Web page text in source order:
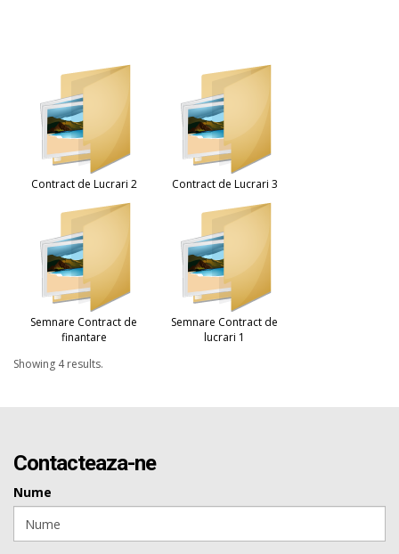
Contract de Lucrari 2 Contract de Lucrari 3
Semnare Contract de
finantare
Semnare Contract de
lucrari 1
Showing 4 results.
Contacteaza-ne
Nume